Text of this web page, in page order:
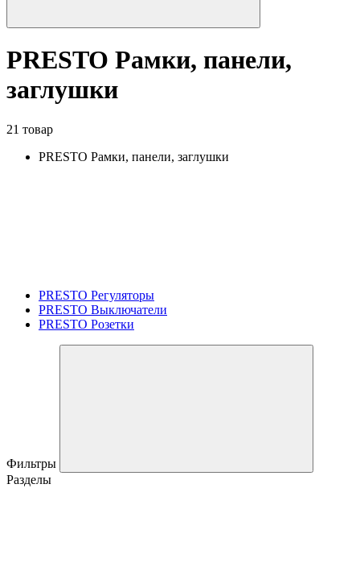
PRESTO Рамки, панели,
заглушки
21 товар
PRESTO Рамки, панели, заглушки
PRESTO Регуляторы
PRESTO Выключатели
PRESTO Розетки
Фильтры
Разделы